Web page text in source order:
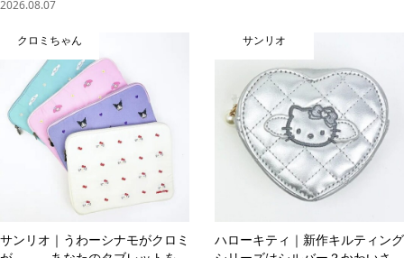
2026.08.07
クロミちゃん
サンリオ｜うわーシナモがクロミ
サンリオ
ハローキティ｜新作キルティング